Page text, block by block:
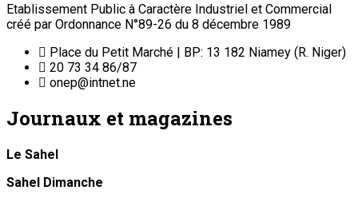
Etablissement Public à Caractère Industriel et Commercial
créé par Ordonnance N°89-26 du 8 décembre 1989
Place du Petit Marché | BP: 13 182 Niamey (R. Niger)
20 73 34 86/87
onep@intnet.ne
Journaux et magazines
Le Sahel
Sahel Dimanche